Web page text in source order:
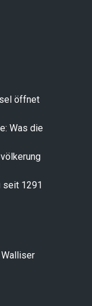
öffnet
Was die
seit 1291